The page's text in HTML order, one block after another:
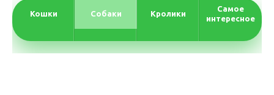
Кошки Собаки Кролики
Самое
интересное